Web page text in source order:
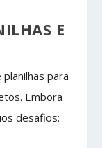
E
para
Embora
desafios: